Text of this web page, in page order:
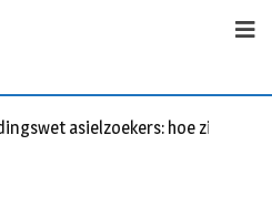
asielzoekers: hoe zit dat?